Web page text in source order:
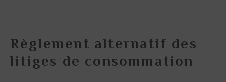
Règlement alternatif des
litiges de consommation